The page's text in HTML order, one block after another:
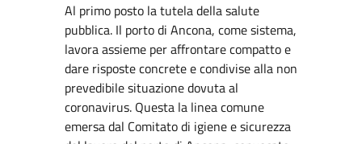
Al primo posto la tutela della salute
pubblica. Il porto di Ancona, come sistema,
lavora assieme per affrontare compatto e
dare risposte concrete e condivise alla non
prevedibile situazione dovuta al
coronavirus. Questa la linea comune
emersa dal Comitato di igiene e sicurezza